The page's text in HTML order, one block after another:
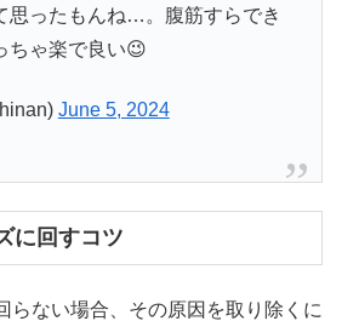
思ったもんね…。腹筋すらでき
ちゃ楽で良い😉
June 5, 2024
に回すコツ
らない場合、その原因を取り除くに